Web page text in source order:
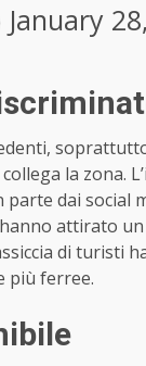
January
la zona.
dai social
attirato
di turisti
più ferree.